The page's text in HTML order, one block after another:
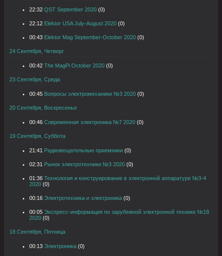
22:32 QST September 2020 (0)
22:12 Elektor USA July-August 2020 (0)
00:43 Elektor Mag September-October 2020 (0)
24 Сентября, Четверг
00:42 The MagPi October 2020 (0)
23 Сентября, Среда
00:45 Вопросы электромеханики №3 2020 (0)
20 Сентября, Воскресенье
00:46 Современная электроника №7 2020 (0)
19 Сентября, Суббота
21:41 Радиовещательные приемники (0)
02:31 Рынок электротехники №3 2020 (0)
01:36 Технология и конструирование в электронной аппаратуре №3-4
2020 (0)
00:16 Электротехника и электроника (0)
00:05 Экспресс-информация по зарубежной электронной технике №18
2020 (0)
18 Сентября, Пятница
00:13 Электроника (0)